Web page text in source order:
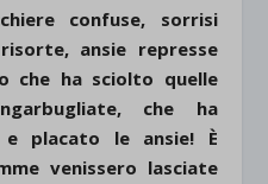
confuse, sorrisi
ansie represse
che ha sciolto quelle
che ha
placato le ansie! È
venissero lasciate